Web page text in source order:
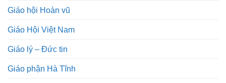
Giáo hội Hoàn vũ
Giáo Hội Việt Nam
Giáo lý – Đức tin
Giáo phận Hà Tĩnh